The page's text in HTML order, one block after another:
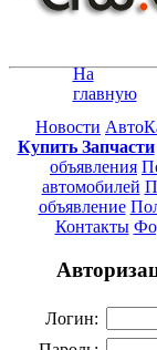
На
главную
Новости
Купить Запчасти
объявления
автомобилей
объявление
Контакты
Логин: